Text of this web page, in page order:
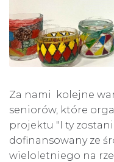
Za nami kolejne
seniorów, które
projektu "I ty
dofinansowany ze
wieloletniego na